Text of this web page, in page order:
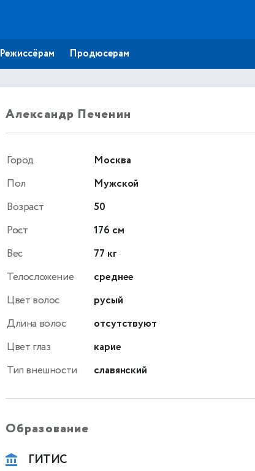
Режиссёрам Продюсерам
Александр Печенин
Город
Москва
Пол
Мужской
Возраст
50
Рост
176 см
Вес
77 кг
Телосложение
среднее
Цвет волос
русый
Длина волос
отсутствуют
Цвет глаз
карие
Тип внешности
славянский
Образование
ГИТИС